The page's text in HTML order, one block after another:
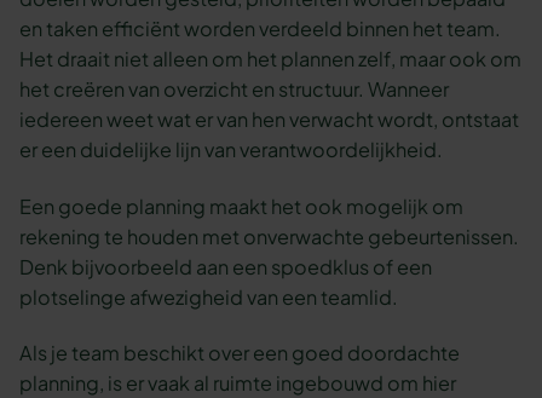
en taken efficiënt worden verdeeld binnen het team.
Het draait niet alleen om het plannen zelf, maar ook om
het creëren van overzicht en structuur. Wanneer
iedereen weet wat er van hen verwacht wordt, ontstaat
er een duidelijke lijn van verantwoordelijkheid.
Een goede planning maakt het ook mogelijk om
rekening te houden met onverwachte gebeurtenissen.
Denk bijvoorbeeld aan een spoedklus of een
plotselinge afwezigheid van een teamlid.
Als je team beschikt over een goed doordachte
planning, is er vaak al ruimte ingebouwd om hier